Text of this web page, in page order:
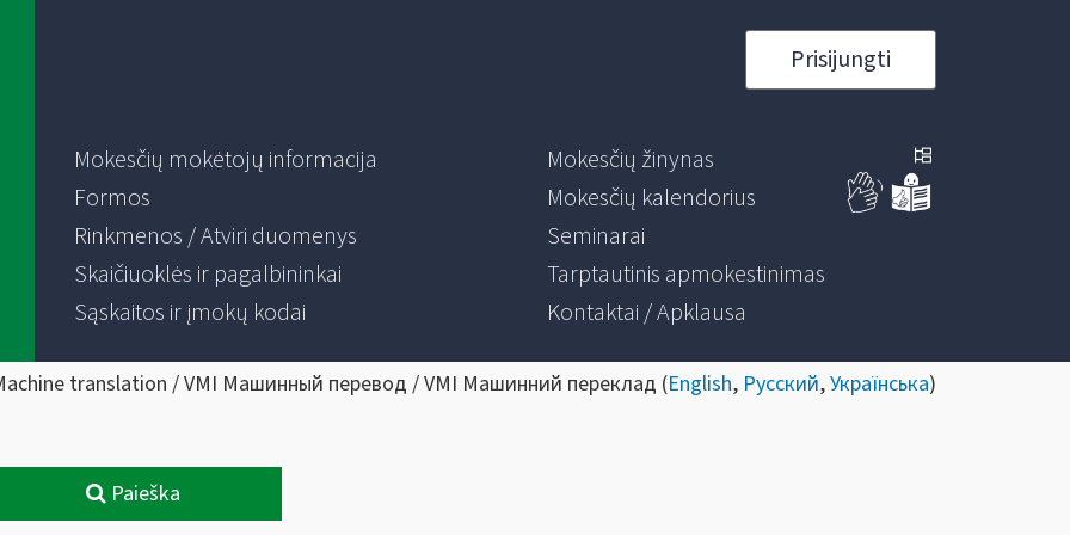
Prisijungti
Mokesčių mokėtojų informacija
Formos
Rinkmenos / Atviri duomenys
Skaičiuoklės ir pagalbininkai
Sąskaitos ir įmokų kodai
Mokesčių žinynas
Mokesčių kalendorius
Seminarai
Tarptautinis apmokestinimas
Kontaktai / Apklausa
translation / VMI Машинный перевод / VMI Машинний переклад (English, Русский,Українська)
Paieška